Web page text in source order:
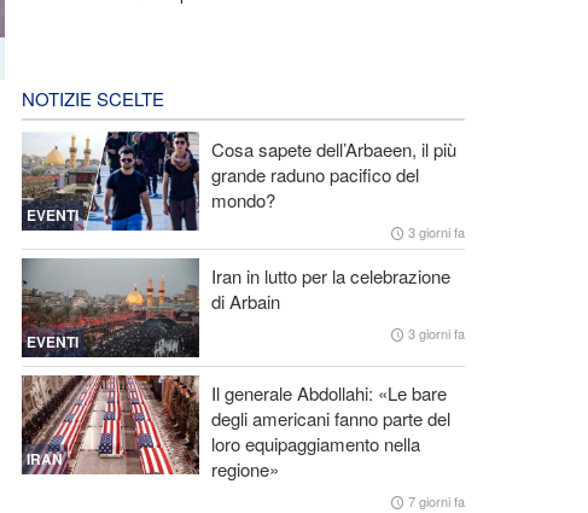
NOTIZIE SCELTE
EVENTI
Cosa sapete dell’Arbaeen, il più
grande raduno pacifico del
mondo?
3 giorni fa
EVENTI
Iran in lutto per la celebrazione
di Arbain
3 giorni fa
IRAN
Il generale Abdollahi: «Le bare
degli americani fanno parte del
loro equipaggiamento nella
regione»
7 giorni fa